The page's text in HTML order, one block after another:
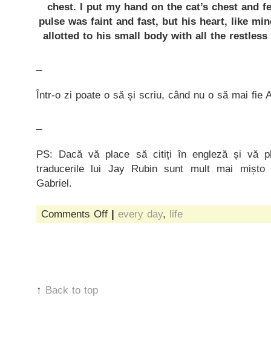
chest. I put my hand on the cat’s chest and
pulse was faint and fast, but his heart, like
allotted to his small body with all the restless
Într-o zi poate o să și scriu, când nu o să mai fie
PS: Dacă vă place să citiți în engleză și vă
traducerile lui Jay Rubin sunt mult mai mișto
Gabriel.
Comments Offon
era
| every day, life
↑ Back to top